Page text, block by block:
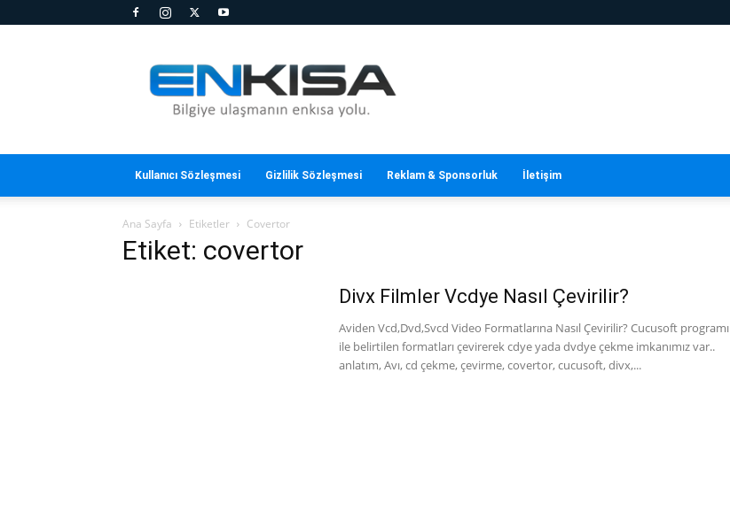
Kısa
Kullanıcı Sözleşmesi Gizlilik Sözleşmesi Reklam & Sponsorluk İletişim
Ana Sayfa Etiketler Covertor
Etiket: covertor
Divx Filmler Vcdye Nasıl Çevirilir?
Aviden Vcd,Dvd,Svcd Video Formatlarına Nasıl Çevirilir? Cucusoft programı
ile belirtilen formatları çevirerek cdye yada dvdye çekme imkanımız var..
anlatım, Avı, cd çekme, çevirme, covertor, cucusoft, divx,...